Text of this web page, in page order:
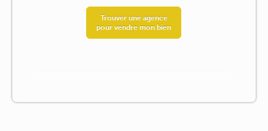
Trouver une agence
pour vendre mon bien